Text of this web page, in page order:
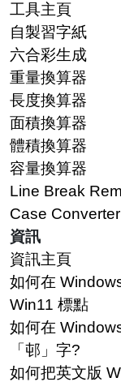
工具主頁
自製習字紙
六合彩生成
重量換算器
長度換算器
面積換算器
體積換算器
容量換算器
Line Break
Case Converter
資訊
資訊主頁
如何在
Win11 標點
如何在
「邨」字?
如何把英文版